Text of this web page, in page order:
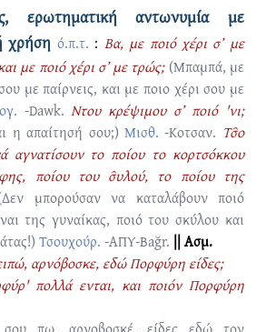
ερωτηματική αντωνυμία με
χρήση ό.π.τ. : Βα, με ποιό χέρι σ’ με
με ποιό χέρι σ’ με τρώς; (Μπαμπά, με
με παίρνεις, και με ποιο χέρι σου με
-Dawk. Ντου κρέψιμου σ’ ποιό 'νι;
η απαίτησή σου;)Μισθ. -Κοτσαν. Τσ̑o
αγνατίσουν το ποίου το κορτσόκκου
ποίου του σ̑υλού, το ποίου της
μπορούσαν να καταλάβουν ποιό
της γυναίκας, ποιό του σκύλου και
Τσουχούρ. -ΑΠΥ-Bağr. || Ασμ.
αρνόβοσκε, εδώ Πορφύρη είδες;
πολλά ενται, και ποιόν Πορφύρη